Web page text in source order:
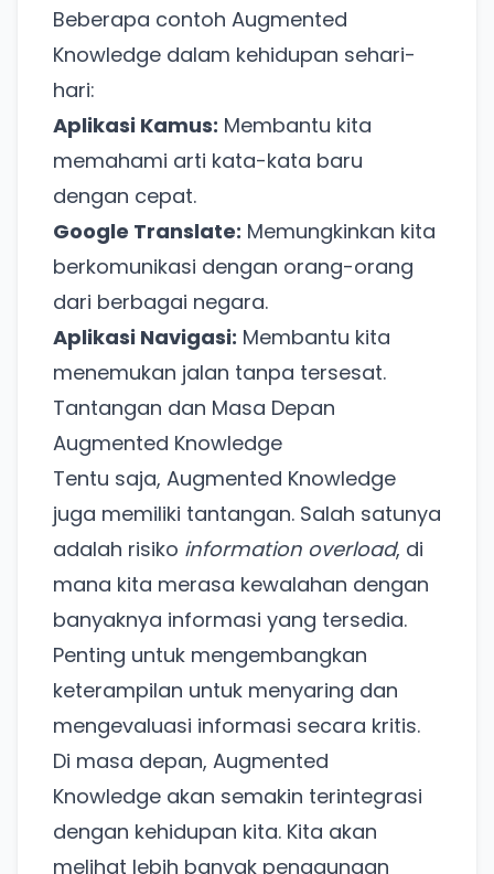
Beberapa contoh Augmented
Knowledge dalam kehidupan sehari-
hari:
Aplikasi Kamus: Membantu kita
memahami arti kata-kata baru
dengan cepat.
Google Translate: Memungkinkan kita
berkomunikasi dengan orang-orang
dari berbagai negara.
Aplikasi Navigasi: Membantu kita
menemukan jalan tanpa tersesat.
Tantangan dan Masa Depan
Augmented Knowledge
Tentu saja, Augmented Knowledge
juga memiliki tantangan. Salah satunya
adalah risiko information overload, di
mana kita merasa kewalahan dengan
banyaknya informasi yang tersedia.
Penting untuk mengembangkan
keterampilan untuk menyaring dan
mengevaluasi informasi secara kritis.
Di masa depan, Augmented
Knowledge akan semakin terintegrasi
dengan kehidupan kita. Kita akan
melihat lebih banyak penggunaan
Ada Website Baru!
Khusus untuk kamu yang mau coba